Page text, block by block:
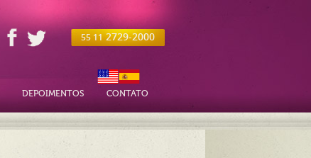
55 11 2729-2000
DEPOIMENTOS CONTATO